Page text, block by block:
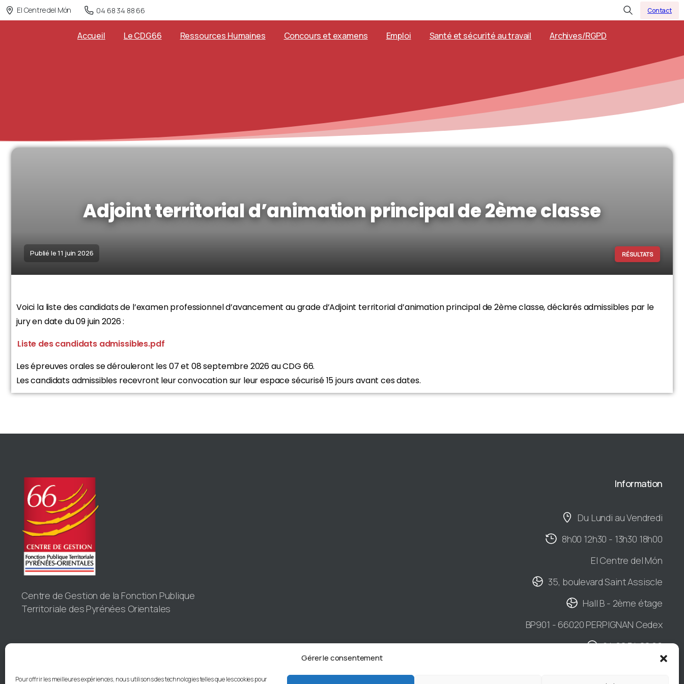
Gérer le consentement
Pour offrir les meilleures expériences, nous utilisons des technologies telles que les cookies pour
El Centre del Món 04 68 34 88 66 Contact
Accueil Le CDG66 Ressources Humaines Concours et examens Emploi Santé et sécurité au travail Archives/RGPD
Adjoint territorial d’animation principal de 2ème classe
Publié le 11 juin 2026 RÉSULTATS
Voici la liste des candidats de l’examen professionnel d’avancement au grade d’Adjoint territorial d’animation principal de 2ème classe, déclarés admissibles par le
jury en date du 09 juin 2026 :
Liste des candidats admissibles.pdf
Les épreuves orales se dérouleront les 07 et 08 septembre 2026 au CDG 66.
Les candidats admissibles recevront leur convocation sur leur espace sécurisé 15 jours avant ces dates.
Centre de Gestion de la Fonction Publique
Territoriale des Pyrénées Orientales
Information
Du Lundi au Vendredi
8h00 12h30 - 13h30 18h00
El Centre del Món
35, boulevard Saint Assiscle
Hall B - 2ème étage
BP901 - 66020 PERPIGNAN Cedex
04 68 34 88 66